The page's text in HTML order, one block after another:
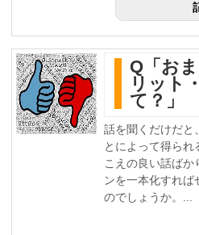
Q「お
リット
て？」
話を聞くだけだと
とによって得られ
こえの良い話ばか
ンを一本化すれば
のでしょうか。...